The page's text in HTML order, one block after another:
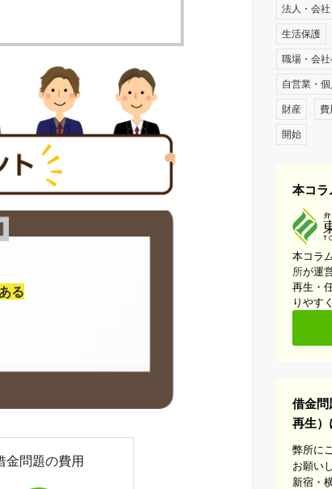
る
金問題の費用
法人・会社
生活保護
職場・会
自営業・
財産 費
開始
本コラ
本コラ
所が運
再生・
りやす
借金問
再生）
弊所に
お願い
新宿・